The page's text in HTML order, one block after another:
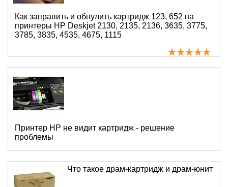
Как заправить и обнулить картридж 123, 652 на
принтеры HP Deskjet 2130, 2135, 2136, 3635, 3775,
3785, 3835, 4535, 4675, 1115
Принтер HP не видит картридж - решение
проблемы
Что такое драм-картридж и драм-юнит